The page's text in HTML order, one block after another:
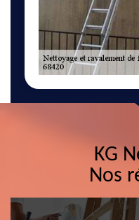
KG
Nos